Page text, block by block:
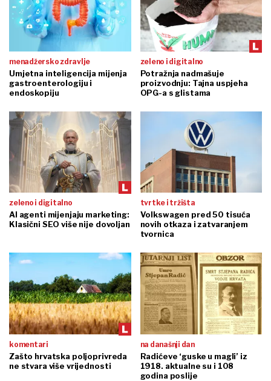
menadžersko zdravlje
Umjetna inteligencija mijenja
gastroenterologiju i
endoskopiju
zeleno i digitalno
Potražnja nadmašuje
proizvodnju: Tajna uspjeha
OPG-a s glistama
zeleno i digitalno
AI agenti mijenjaju marketing:
Klasični SEO više nije dovoljan
tvrtke i tržišta
Volkswagen pred 50 tisuća
novih otkaza i zatvaranjem
tvornica
komentari
Zašto hrvatska poljoprivreda
ne stvara više vrijednosti
na današnji dan
Radićeve ‘guske u magli’ iz
1918. aktualne su i 108
godina poslije